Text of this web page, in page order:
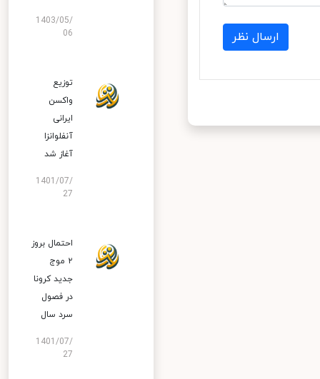
ارسال نظر
1403/05/
06
توزیع
واکسن
ایرانی
آنفلوانزا
آغاز شد
1401/07/
27
احتمال بروز
۲ موج
جدید کرونا
در فصول
سرد سال
1401/07/
27